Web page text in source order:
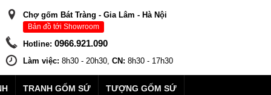
Chợ gốm Bát Tràng - Gia Lâm - Hà Nội
Bản đồ tới Showroom
Hotline: 0966.921.090
Làm việc: 8h30 - 20h30, CN: 8h30 - 17h30
TRANH GỐM SỨ TƯỢNG GỐM SỨ